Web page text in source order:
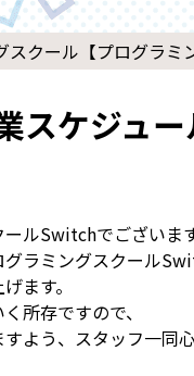
クール【プログラミ
スケジュ
ルSwitchでございます
ラミングスクール
ます。
所存ですので、
よう、スタッフ一同